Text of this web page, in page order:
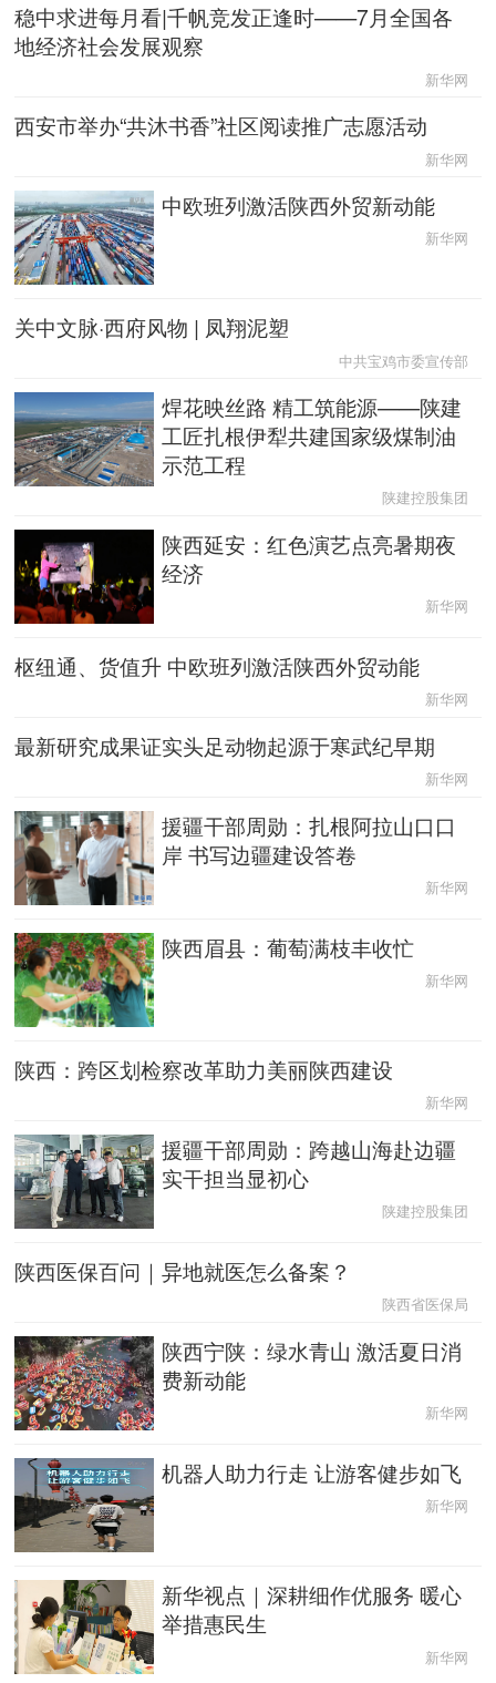
陕西 甘肃 青海 宁夏
多语种频道
English عربى
稳中求进每月看|千帆竞发正逢时——7月全国各
地经济社会发展观察
新华网
西安市举办“共沐书香”社区阅读推广志愿活动
新华网
中欧班列激活陕西外贸新动能
新华网
关中文脉·西府风物 | 凤翔泥塑
中共宝鸡市委宣传部
焊花映丝路 精工筑能源——陕建
工匠扎根伊犁共建国家级煤制油
示范工程
陕建控股集团
陕西延安：红色演艺点亮暑期夜
经济
新华网
枢纽通、货值升 中欧班列激活陕西外贸动能
新华网
最新研究成果证实头足动物起源于寒武纪早期
新华网
援疆干部周勋：扎根阿拉山口口
岸 书写边疆建设答卷
新华网
陕西眉县：葡萄满枝丰收忙
新华网
陕西：跨区划检察改革助力美丽陕西建设
新华网
援疆干部周勋：跨越山海赴边疆
实干担当显初心
陕建控股集团
陕西医保百问｜异地就医怎么备案？
陕西省医保局
陕西宁陕：绿水青山 激活夏日消
费新动能
新华网
机器人助力行走 让游客健步如飞
新华网
新华视点｜深耕细作优服务 暖心
举措惠民生
新华网